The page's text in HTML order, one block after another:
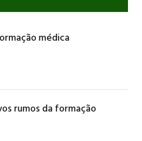
médica
rumos da formação